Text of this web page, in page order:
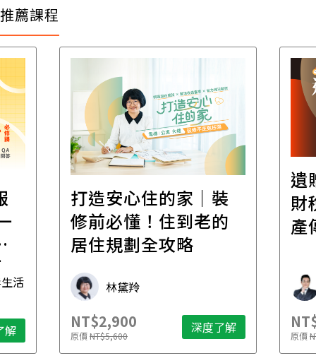
推薦課程
活
解
打造安心住的家｜裝
修前必懂！住到老的
居住規劃全攻略
林黛羚
NT$2,900
原價NT$5,600 深度了解
遺
財
產
原價